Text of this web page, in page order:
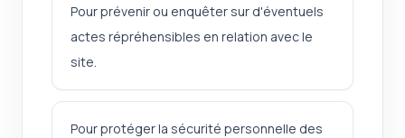
Pour prévenir ou enquêter sur d'éventuels
actes répréhensibles en relation avec le
site.
Pour protéger la sécurité personnelle des